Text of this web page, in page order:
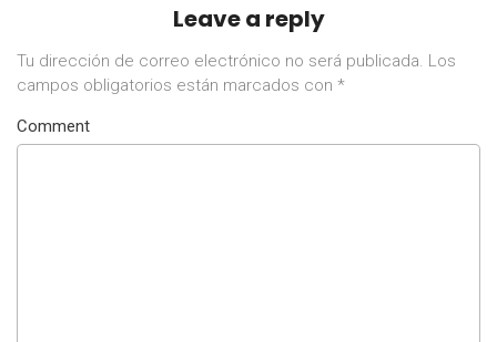
Leave a reply
Tu dirección de correo electrónico no será publicada. Los
campos obligatorios están marcados con *
Comment